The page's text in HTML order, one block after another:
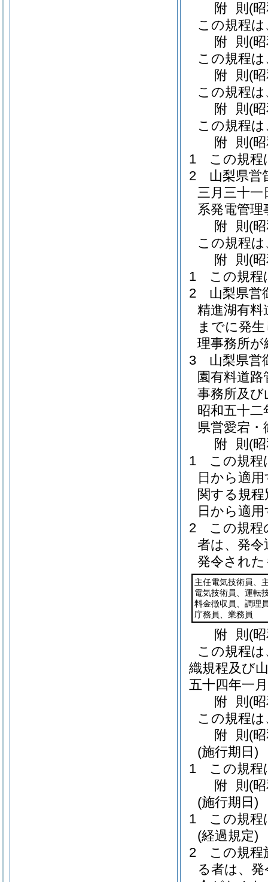
附 則 (
この規程
附 則 (
この規程
附 則 (
この規程
附 則 (
この規程
附 則 (
1
この規程
2
山梨県営
三月三十一
系発電管
附 則 (
この規程
附 則 (
1
この規程
2
山梨県営
精進湖有料
までに発
理事務所
3
山梨県営
園有料道
事務所及び
昭和五十
県営愛宕
附 則 (
1
この規程
日から適
関する規
日から適
2
この規程
者は、発
発令され
主任電気技術員、
電気技術員、運転
料金徴収員、調理
庁務員、業務員
附 則 (
この規程
織規程及び
五十四年一
附 則 (
この規程
附 則 (
(施行期日)
1
この規程
附 則 (
(施行期日)
1
この規程
(経過規定)
2
この規程
る者は、